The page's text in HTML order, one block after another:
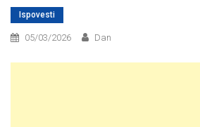
Ispovesti
05/03/2026 Dan